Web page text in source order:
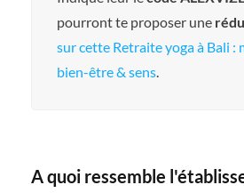
pourront te proposer une
sur cette Retraite yoga à Bali :
bien-être & sens.
A quoi ressemble